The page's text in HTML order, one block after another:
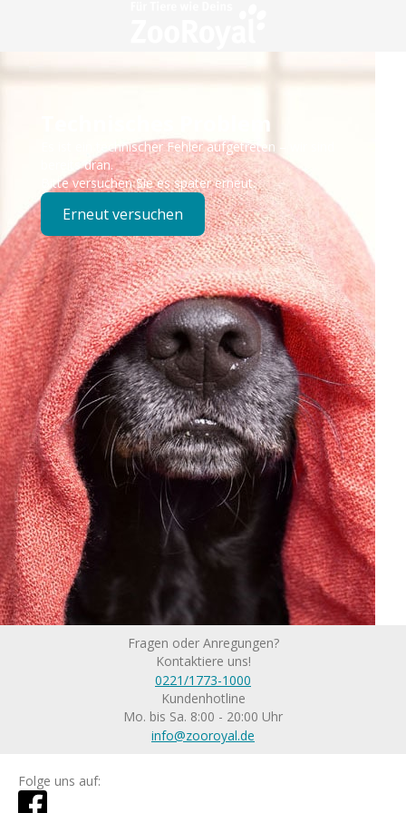
Technisches Problem
Es ist ein technischer Fehler aufgetreten – wir sind
bereits dran.
Bitte versuchen Sie es später erneut.
Erneut versuchen
Fragen oder Anregungen?
Kontaktiere uns!
0221/1773-1000
Kundenhotline
Mo. bis Sa. 8:00 - 20:00 Uhr
info@zooroyal.de
Folge uns auf: